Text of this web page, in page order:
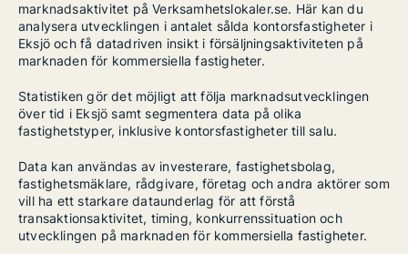
marknadsaktivitet på Verksamhetslokaler.se. Här kan du
analysera utvecklingen i antalet sålda kontorsfastigheter i
Eksjö och få datadriven insikt i försäljningsaktiviteten på
marknaden för kommersiella fastigheter.
Statistiken gör det möjligt att följa marknadsutvecklingen
över tid i Eksjö samt segmentera data på olika
fastighetstyper, inklusive kontorsfastigheter till salu.
Data kan användas av investerare, fastighetsbolag,
fastighetsmäklare, rådgivare, företag och andra aktörer som
vill ha ett starkare dataunderlag för att förstå
transaktionsaktivitet, timing, konkurrenssituation och
utvecklingen på marknaden för kommersiella fastigheter.